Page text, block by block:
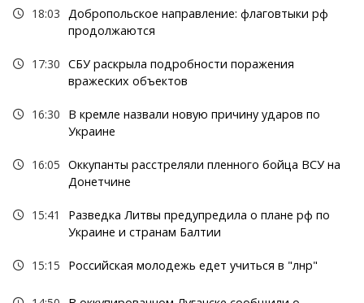
18:03 Добропольское направление: флаговтыки рф
продолжаются
17:30 СБУ раскрыла подробности поражения
вражеских объектов
16:30
В кремле назвали новую причину ударов по
Украине
16:05 Оккупанты расстреляли пленного бойца ВСУ на
Донетчине
15:41
Разведка Литвы предупредила о плане рф по
Украине и странам Балтии
15:15 Российская молодежь едет учиться в "лнр"